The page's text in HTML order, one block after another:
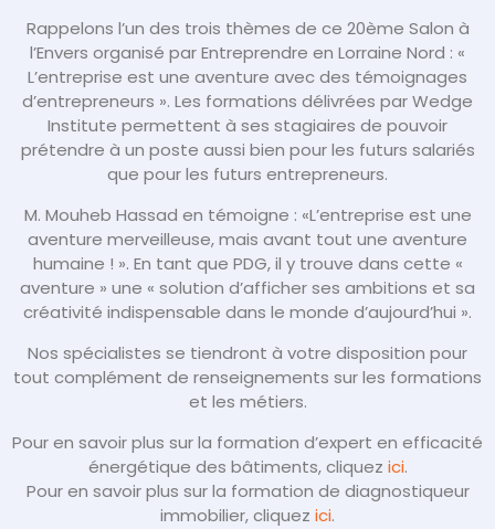
Rappelons l’un des trois thèmes de ce 20ème Salon à
l’Envers organisé par Entreprendre en Lorraine Nord : «
L’entreprise est une aventure avec des témoignages
d’entrepreneurs ». Les formations délivrées par Wedge
Institute permettent à ses stagiaires de pouvoir
prétendre à un poste aussi bien pour les futurs salariés
que pour les futurs entrepreneurs.
M. Mouheb Hassad en témoigne : «L’entreprise est une
aventure merveilleuse, mais avant tout une aventure
humaine ! ». En tant que PDG, il y trouve dans cette «
aventure » une « solution d’afficher ses ambitions et sa
créativité indispensable dans le monde d’aujourd’hui ».
Nos spécialistes se tiendront à votre disposition pour
tout complément de renseignements sur les formations
et les métiers.
Pour en savoir plus sur la formation d’expert en efficacité
énergétique des bâtiments, cliquez ici.
Pour en savoir plus sur la formation de diagnostiqueur
immobilier, cliquez ici.